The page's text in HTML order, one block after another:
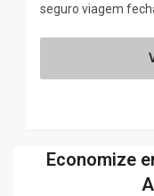
seguro viagem
Economize